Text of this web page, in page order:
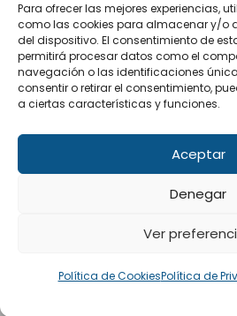
Para ofrecer las mejores experiencias,
como las cookies para almacenar y/o
del dispositivo. El consentimiento de
permitirá procesar datos como el
navegación o las identificaciones
consentir o retirar el consentimiento,
a ciertas características y funciones.
Aceptar
Denegar
Ver
Política de CookiesPolítica de
Sitio Web financiado tanto
Participación,
Calidad Democrática, como
Provincial de
Diseño: Accesia